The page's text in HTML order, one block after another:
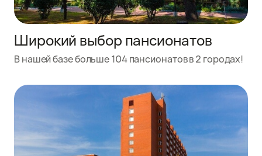
Широкий выбор пансионатов
В нашей базе больше 104 пансионатов в 2 городах!